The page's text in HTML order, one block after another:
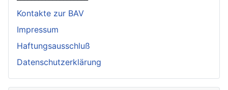
Kontakte zur BAV
Impressum
Haftungsausschluß
Datenschutzerklärung